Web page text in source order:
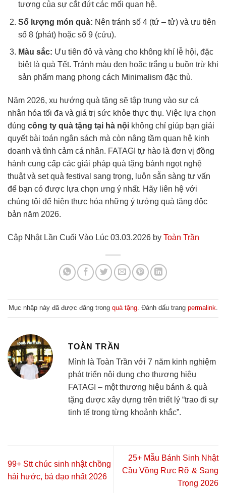
tượng của sự cắt đứt các mối quan hệ.
Số lượng món quà: Nên tránh số 4 (tứ – tử) và ưu tiên
số 8 (phát) hoặc số 9 (cửu).
Màu sắc: Ưu tiên đỏ và vàng cho không khí lễ hội, đặc
biệt là quà Tết. Tránh màu đen hoặc trắng u buồn trừ khi
sản phẩm mang phong cách Minimalism đặc thù.
Năm 2026, xu hướng quà tặng sẽ tập trung vào sự cá
nhân hóa tối đa và giá trị sức khỏe thực thụ. Việc lựa chọn
đúng công ty quà tặng tại hà nội không chỉ giúp bạn giải
quyết bài toán ngân sách mà còn nâng tầm quan hệ kinh
doanh và tình cảm cá nhân. FATAGI tự hào là đơn vị đồng
hành cung cấp các giải pháp quà tặng bánh ngọt nghệ
thuật và set quà festival sang trọng, luôn sẵn sàng tư vấn
để bạn có được lựa chọn ưng ý nhất. Hãy liên hệ với
chúng tôi để hiện thực hóa những ý tưởng quà tặng độc
bản năm 2026.
Cập Nhật Lần Cuối Vào Lúc 03.03.2026 by Toàn Trần
Mục nhập này đã được đăng trong quà tặng. Đánh dấu trang permalink.
TOÀN TRẦN
Mình là Toàn Trần với 7 năm kinh nghiệm
phát triển nội dung cho thương hiệu
FATAGI – một thương hiệu bánh & quà
tặng được xây dựng trên triết lý “trao đi sự
tinh tế trong từng khoảnh khắc”.
99+ Stt chúc sinh nhật chồng
hài hước, bá đạo nhất 2026
25+ Mẫu Bánh Sinh Nhật
Cầu Vồng Rực Rỡ & Sang
Trọng 2026